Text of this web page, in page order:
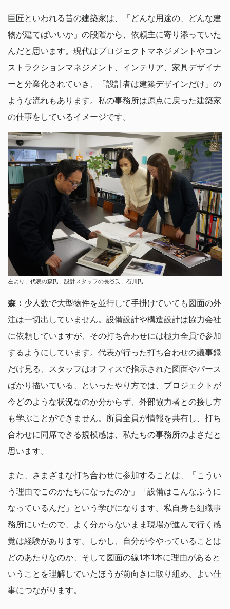
巨匠といわれる昔の建築家は、「どんな用途の、どんな建
物が建てばいいか」の段階から、依頼主に寄り添っていた
んだと思います。現代はプロジェクトマネジメントやコン
ストラクションマネジメント、インテリア、家具デザイナ
ーと分業化されていき、「設計者は建築デザインだけ」の
ような流れもあります。私の事務所は原点に戻った建築家
の仕事をしているイメージです。
左より、代表の森氏、設計スタッフの長谷氏、石川氏
森： 少人数で大型物件を並行して手掛けていても図面の外
注は一切出していません。設備設計や構造設計は協力会社
に依頼していますが、その打ち合わせには極力全員で参加
するようにしています。代表が行った打ち合わせの議事録
だけ見る、スタッフはオフィスで指示された図面やパース
ばかり描いている、といったやり方では、プロジェクトが
今どのような状況なのか分からず、外部協力者との接し方
も学ぶことができません。所員全員が情報を共有し、打ち
合わせに同席できる規模感は、私たちの事務所のよさだと
思います。
また、さまざまな打ち合わせに参加することは、「こうい
う理由でこのかたちになったのか」「設備はこんなふうに
なっているんだ」という学びになります。私自身も組織事
務所にいたので、よく分からないまま現場が進んで行く感
覚は経験があります。しかし、自分が今やっていることは
どのあたりなのか、そして図面の線1本1本に理由があると
いうことを理解していたほうが前向きに取り組め、よい仕
事につながります。